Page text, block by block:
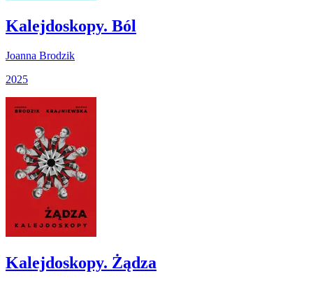
Kalejdoskopy. Ból
Joanna Brodzik
2025
Kalejdoskopy. Żądza